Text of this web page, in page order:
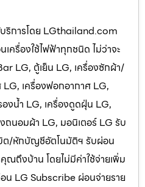
ริการโดย LGthailand.com
เครื่องใช้ไฟฟ้าทุกชนิด ไม่ว่าจะ
LG, ตู้เย็น LG, เครื่องซักผ้า/
เครื่องฟอกอากาศ LG,
องน้ำ LG, เครื่องดูดฝุ่น LG,
ถนอมผ้า LG, มอนิเตอร์ LG รับ
ต/หักบัญชีอัตโนมัติฯ รับผ่อน
ณถึงบ้าน โดยไม่มีค่าใช้จ่ายเพิ่ม
น LG Subscribe ผ่อนจ่ายราย